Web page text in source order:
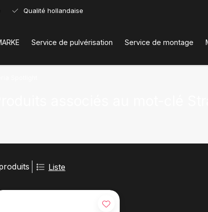
Qualité hollandaise
Service de pulvérisation Service de montage
Liste